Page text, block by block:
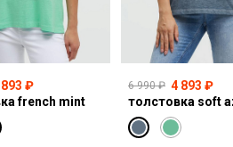
₽
french mint
6 990 ₽ 4 893 ₽
толстовка soft